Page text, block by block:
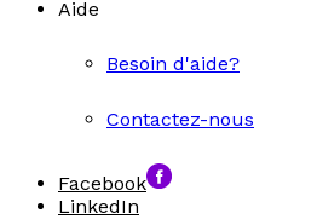
Aide
Besoin d'aide?
Contactez-nous
Facebook
LinkedIn